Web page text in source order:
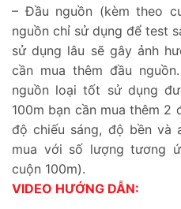
– Đầu nguồn (kèm theo
nguồn chỉ sử dụng để test
sử dụng lâu sẽ gây ảnh
cần mua thêm đầu
nguồn loại tốt sử dụng
100m bạn cần mua thêm 2
độ chiếu sáng, độ bền và
mua với số lượng tương
cuộn 100m).
VIDEO HƯỚNG DẪN: